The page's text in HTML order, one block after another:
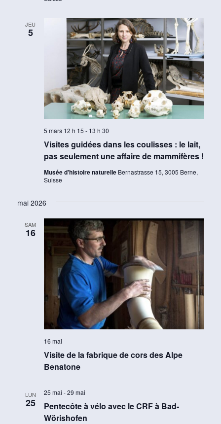
JEU
5
Visites guidées dans les coulisses : le lait,
pas seulement une affaire de mammifères !
5 mars 12 h 15 - 13 h 30
Musée d'histoire naturelle Bernastrasse 15, 3005 Berne,
Suisse
mai 2026
SAM
16
Visite de la fabrique de cors des Alpe
Benatone
16 mai
LUN
25
Pentecôte à vélo avec le CRF à Bad-
Wörishofen
25 mai -29 mai